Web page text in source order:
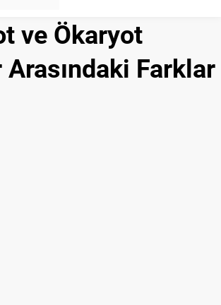
ve Ökaryot
Farklar